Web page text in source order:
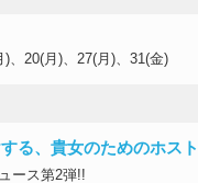
)、20(月)、27(月)、31(金)
る、貴女のためのホスト
ース第2弾!!